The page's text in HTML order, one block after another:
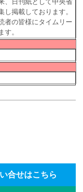
、日刊紙として中央省
掲載しております。
者の皆様にタイムリー
。
合せはこちら